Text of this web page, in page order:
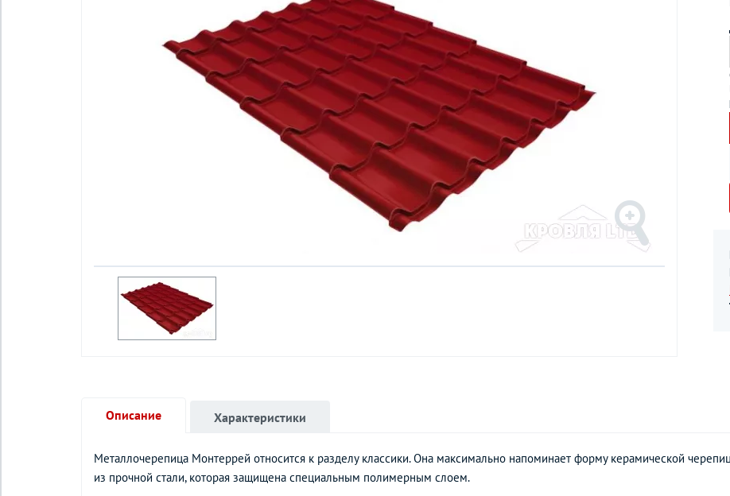
Описание
Металлочерепица Монтеррей относится к разделу классики. Она максимально напоминает форму керамической
из прочной стали, которая защищена специальным полимерным слоем.
Характеристики